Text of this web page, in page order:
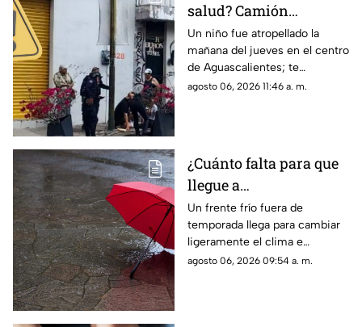
salud? Camión
atropella a niño de 11
años en Aguascalientes
hoy 6 de agosto
Un niño fue atropellado la
mañana del jueves en el centro
de Aguascalientes; te
contamos lo que se sabe del
agosto 06, 2026 11:46 a. m.
¿Cuánto falta para que
llegue a
Aguascalientes? Frente
frío fuera de temporada
afectará en agosto 2026
Un frente frío fuera de
temporada llega para cambiar
ligeramente el clima e
incrementar las lluvias en
agosto 06, 2026 09:54 a. m.